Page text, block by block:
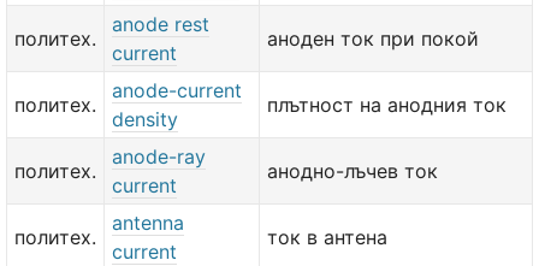
политех.
anode rest
current
аноден ток при покой
политех.
anode-current
density
плътност на анодния ток
политех.
anode-ray
current
анодно-лъчев ток
политех.
antenna
current
ток в антена